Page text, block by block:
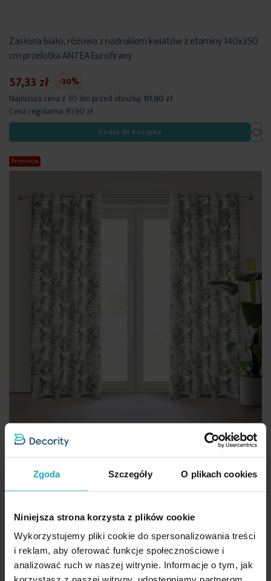
Zgoda Szczegóły O plikach cookies
Niniejsza strona korzysta z plików cookie
Wykorzystujemy pliki cookie do spersonalizowania treści
i reklam, aby oferować funkcje społecznościowe i
analizować ruch w naszej witrynie. Informacje o tym, jak
Zasłona biało, różowa z nadrukiem kwiatów z etaminy 140x250
cm przelotka ANTEA Eurofirany
57,33 zł
-30%
Najniższa cena z 30 dni przed obniżką: 81,90 zł
Cena regularna: 81,90 zł
Dodaj do koszyka
Promocja
Zasłona biało, beżowa z motywem liści monstery, zaciemniająca
61,31 zł
-30%
Najniższa cena z 30 dni przed obniżką: 87,60 zł
Cena regularna: 87,60 zł